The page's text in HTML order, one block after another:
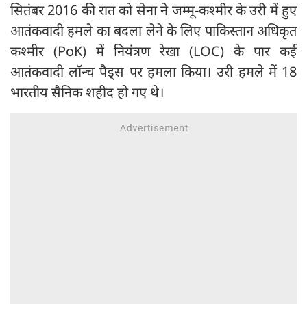
सितंबर 2016 की रात को सेना ने जम्मू-कश्मीर के उरी में हुए
आतंकवादी हमले का बदला लेने के लिए पाकिस्तान अधिकृत
कश्मीर (PoK) में नियंत्रण रेखा (LOC) के पार कई
आतंकवादी लॉन्च पैड्स पर हमला किया। उरी हमले में 18
भारतीय सैनिक शहीद हो गए थे।